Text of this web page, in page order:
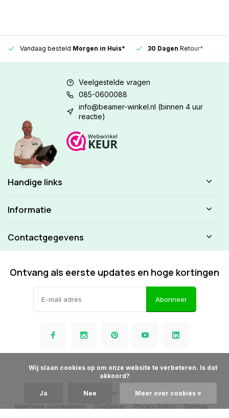
Vandaag besteld Morgen in Huis* 30 Dagen Retour*
Veelgestelde vragen
085-0600088
info@beamer-winkel.nl (binnen 4 uur
reactie)
Handige links
Informatie
Contactgegevens
Ontvang als eerste updates en hoge kortingen
Abonneer
Algemene voorwaarden Disclaimer Privacy Policy Sitemap
© Beamer-winkel.nl
akkoord?
Ja Nee Meer over cookies »